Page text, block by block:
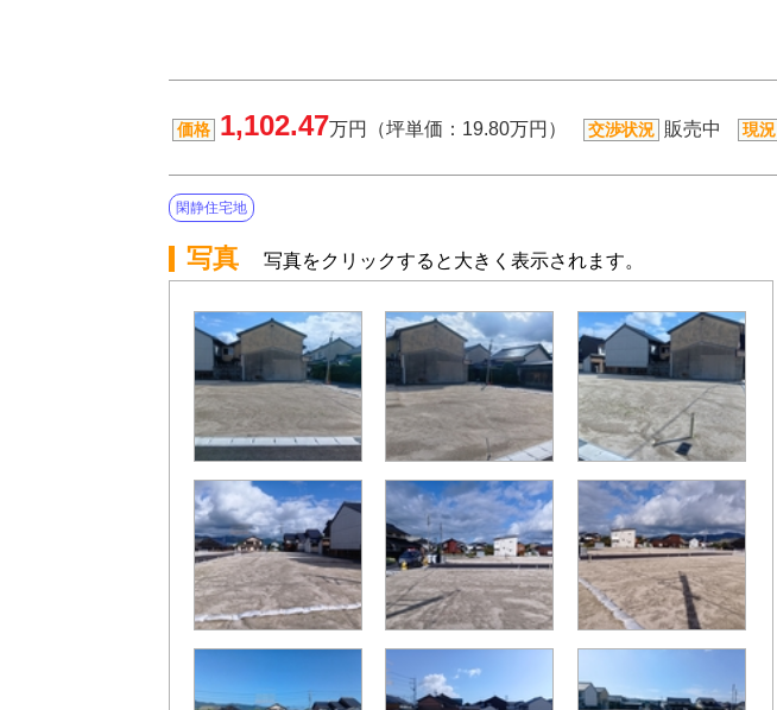
価格 1,102.47万円（坪単価：19.80万円） 交渉状況 販売中 現況
閑静住宅地
写真 写真をクリックすると大きく表示されます。